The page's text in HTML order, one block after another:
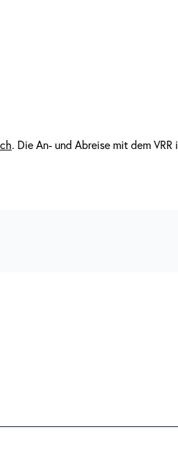
. Die An- und Abreise mit dem VRR